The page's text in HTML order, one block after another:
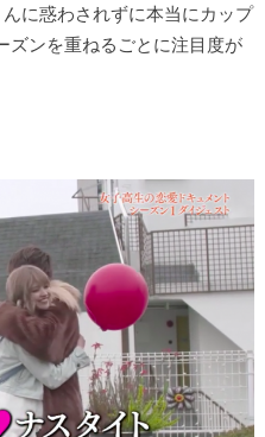
に惑わされずに本当にカップ
ズンを重ねるごとに注目度が